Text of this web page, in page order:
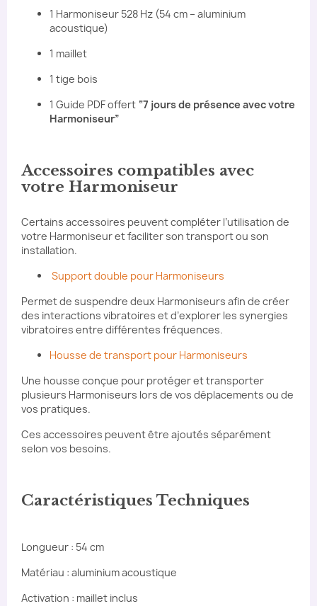
1 Harmoniseur 528 Hz (54 cm – aluminium
acoustique)
1 maillet
1 tige bois
1 Guide PDF offert “7 jours de présence avec votre
Harmoniseur”
Accessoires compatibles avec
votre Harmoniseur
Certains accessoires peuvent compléter l’utilisation de
votre Harmoniseur et faciliter son transport ou son
installation.
Support double pour Harmoniseurs
Permet de suspendre deux Harmoniseurs afin de créer
des interactions vibratoires et d’explorer les synergies
vibratoires entre différentes fréquences.
Housse de transport pour Harmoniseurs
Une housse conçue pour protéger et transporter
plusieurs Harmoniseurs lors de vos déplacements ou de
vos pratiques.
Ces accessoires peuvent être ajoutés séparément
selon vos besoins.
Caractéristiques Techniques
Longueur : 54 cm
Matériau : aluminium acoustique
Activation : maillet inclus